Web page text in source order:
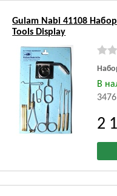
Gulam Nabi 41108
Tools Display
В
2